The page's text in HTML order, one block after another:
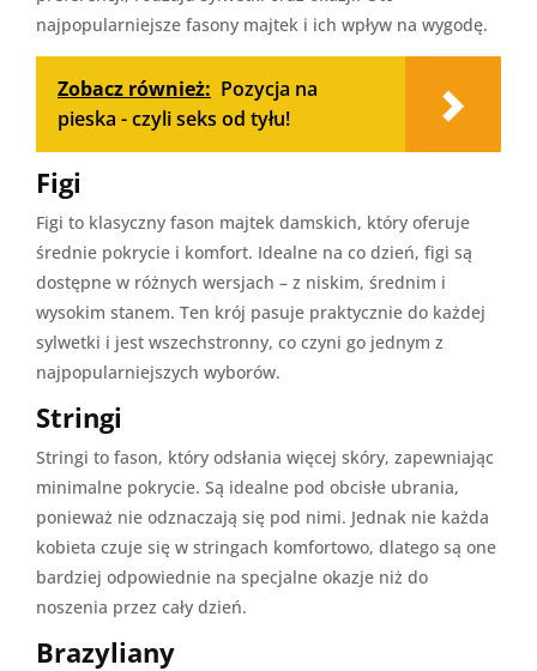
najpopularniejsze fasony majtek i ich wpływ na wygodę.
Zobacz również: Pozycja na
pieska - czyli seks od tyłu!
Figi
Figi to klasyczny fason majtek damskich, który oferuje
średnie pokrycie i komfort. Idealne na co dzień, figi są
dostępne w różnych wersjach – z niskim, średnim i
wysokim stanem. Ten krój pasuje praktycznie do każdej
sylwetki i jest wszechstronny, co czyni go jednym z
najpopularniejszych wyborów.
Stringi
Stringi to fason, który odsłania więcej skóry, zapewniając
minimalne pokrycie. Są idealne pod obcisłe ubrania,
ponieważ nie odznaczają się pod nimi. Jednak nie każda
kobieta czuje się w stringach komfortowo, dlatego są one
bardziej odpowiednie na specjalne okazje niż do
noszenia przez cały dzień.
Brazyliany